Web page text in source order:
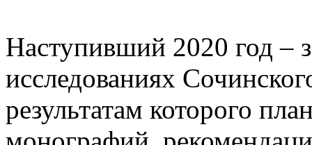
Наступивший 2020 год –
исследованиях
результатам которого